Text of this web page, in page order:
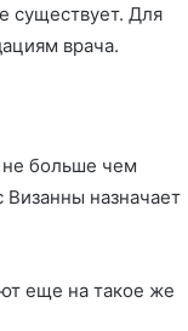
существует. Для
врача.
больше чем
Визанны назначает
еще на такое же